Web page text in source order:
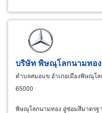
บริษัท พิษณุโลกนามทอ
ตำบลสมอแข อำเภอเมืองพิษณุโ
65000
พิษณุโลกนามทอง อู่ซ่อมสีมาตรฐ